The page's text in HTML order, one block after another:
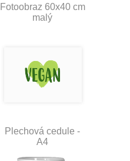
Fotoobraz 60x40 cm
malý
Plechová cedule -
A4